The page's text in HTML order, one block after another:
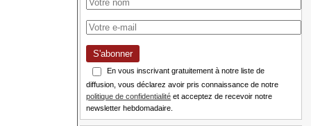
S'abonner
En vous inscrivant gratuitement à notre liste de
diffusion, vous déclarez avoir pris connaissance de notre
politique de confidentialité et acceptez de recevoir notre
newsletter hebdomadaire.